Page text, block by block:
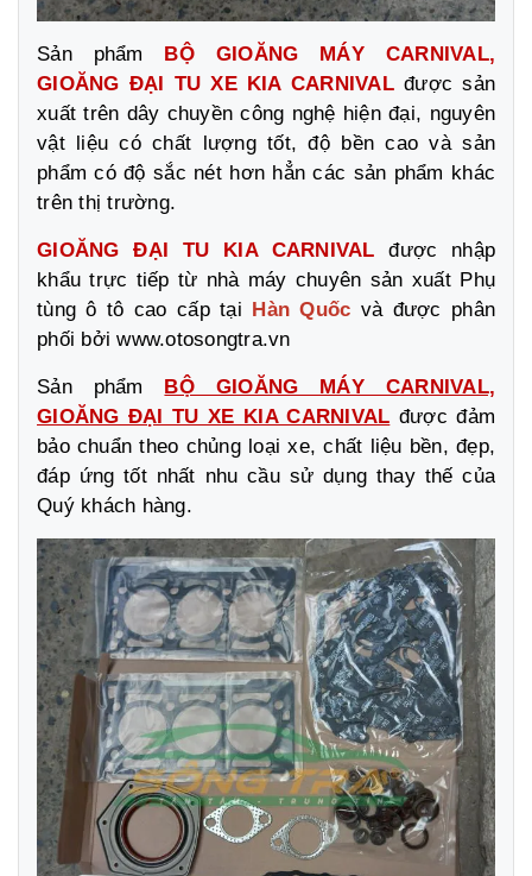
Sản phẩm BỘ GIOĂNG MÁY CARNIVAL,
GIOĂNG ĐẠI TU XE KIA CARNIVALđược sản
xuất trên dây chuyền công nghệ hiện đại, nguyên
vật liệu có chất lượng tốt, độ bền cao và sản
phẩm có độ sắc nét hơn hẳn các sản phẩm khác
trên thị trường.
GIOĂNG ĐẠI TU KIA CARNIVAL được nhập
khẩu trực tiếp từ nhà máy chuyên sản xuất Phụ
tùng ô tô cao cấp tại Hàn Quốc và được phân
phối bởi www.otosongtra.vn
Sản phẩm BỘ GIOĂNG MÁY CARNIVAL,
GIOĂNG ĐẠI TU XE KIA CARNIVAL được đảm
bảo chuẩn theo chủng loại xe, chất liệu bền, đẹp,
đáp ứng tốt nhất nhu cầu sử dụng thay thế của
Quý khách hàng.